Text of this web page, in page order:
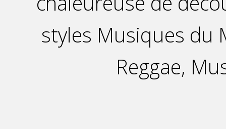
styles Musiques du
Reggae,